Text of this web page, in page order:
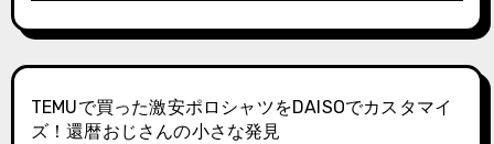
TEMUで買った激安ポロシャツをDAISOでカスタマイ
ズ！還暦おじさんの小さな発見